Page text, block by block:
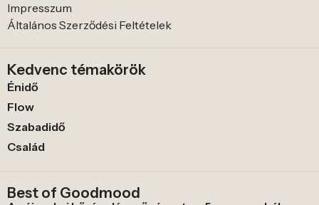
Impresszum
Általános Szerződési Feltételek
Kedvenc témakörök
Énidő
Flow
Szabadidő
Család
Best of Goodmood